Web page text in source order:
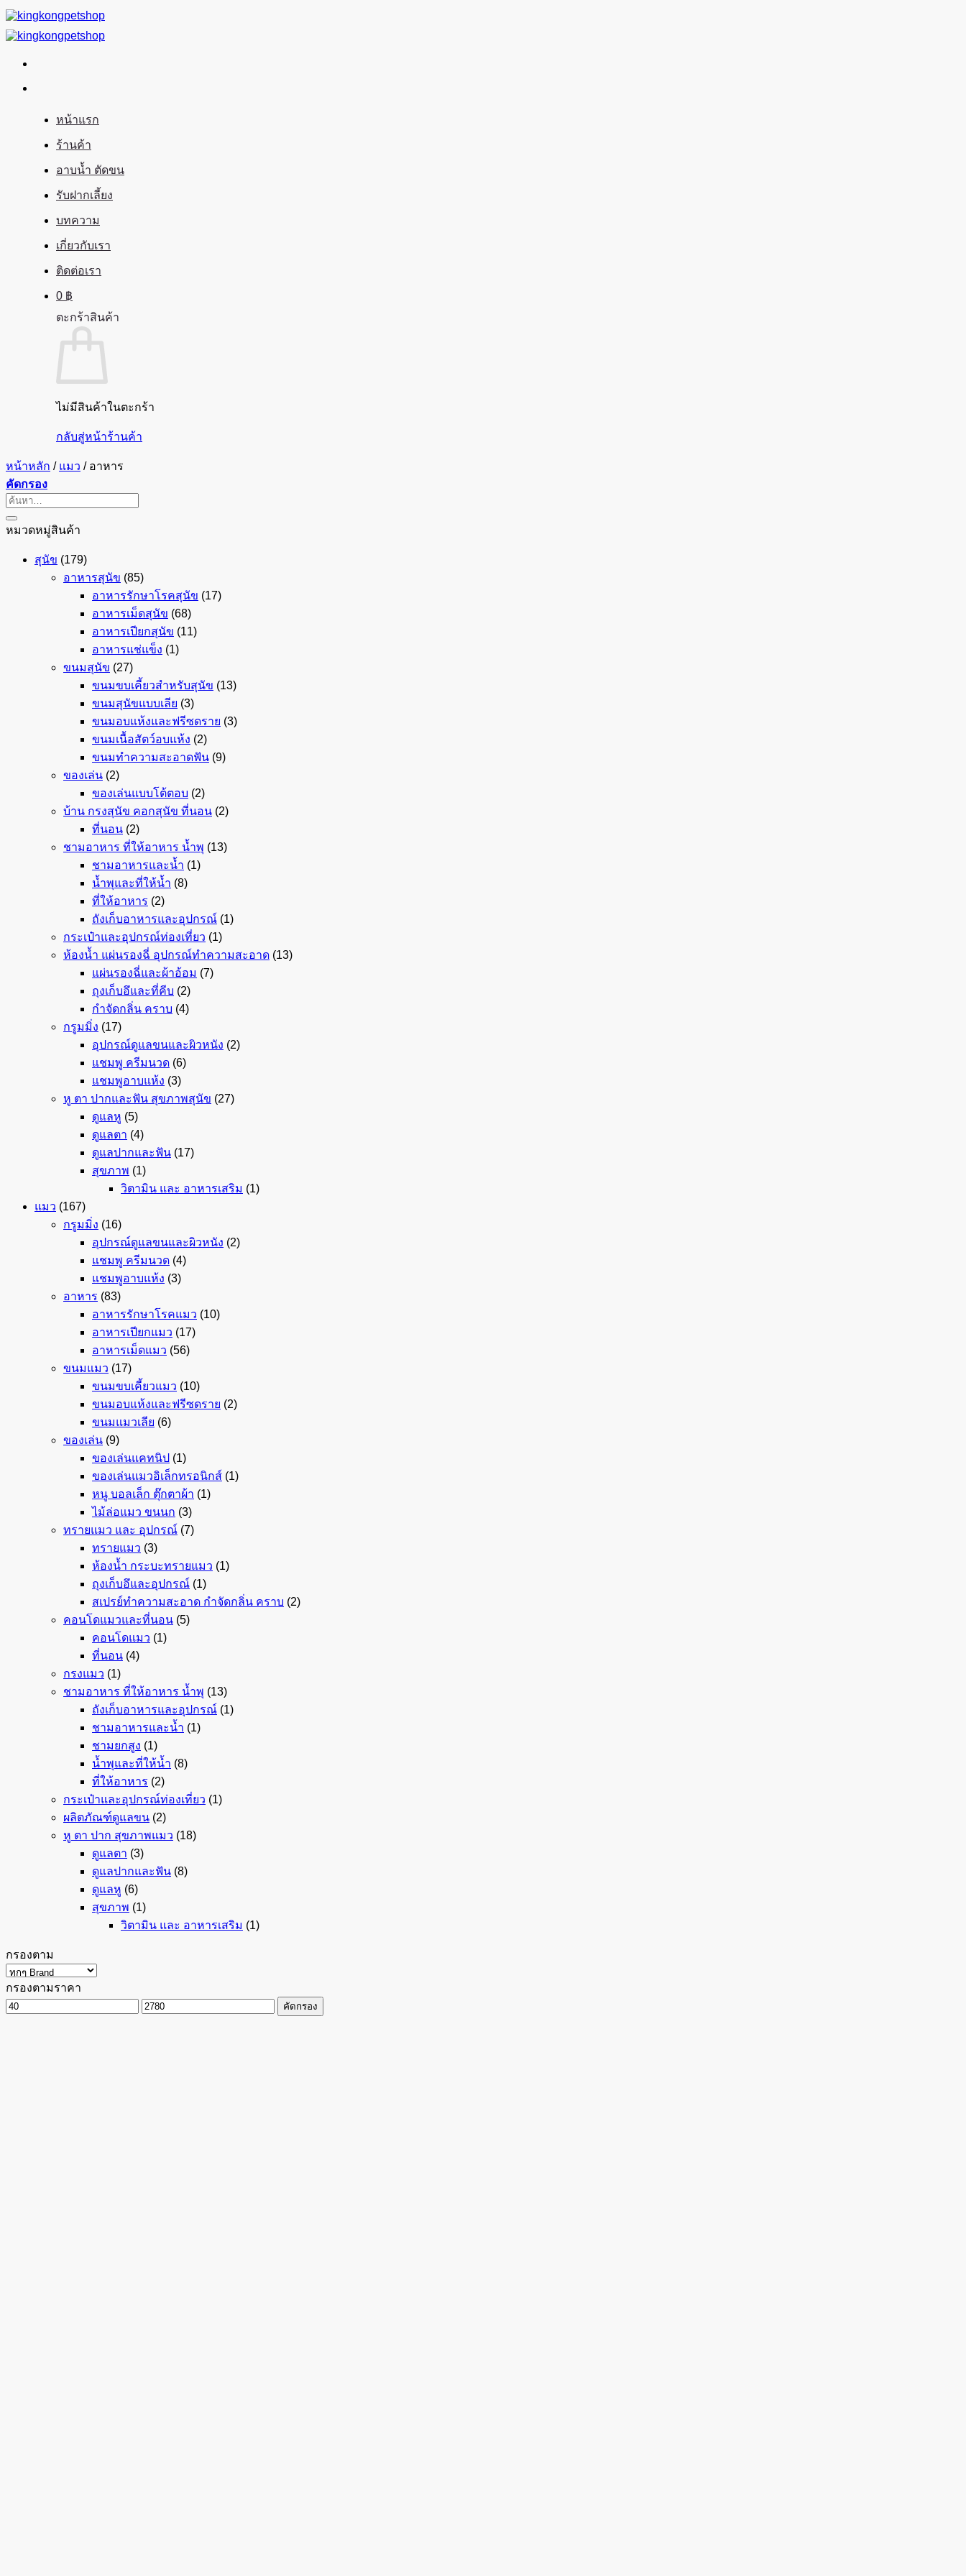
ข้าม
ไป
เนื้อหา
หน้าแรก
ร้านค้า
อาบน้ำ ตัดขน
รับฝากเลี้ยง
บทความ
เกี่ยวกับเรา
ติดต่อเรา
0 ฿
ตะกร้าสินค้า
ไม่มีสินค้าในตะกร้า
กลับสู่หน้าร้านค้า
หน้าหลัก / แมว /อาหาร
คัดกรอง
ค้นหา:
หมวดหมู่สินค้า
สุนัข (179)
อาหารสุนัข (85)
อาหารรักษาโรคสุนัข (17)
อาหารเม็ดสุนัข (68)
อาหารเปียกสุนัข (11)
อาหารแช่แข็ง (1)
ขนมสุนัข (27)
ขนมขบเคี้ยวสำหรับสุนัข (13)
ขนมสุนัขแบบเลีย (3)
ขนมอบแห้งและฟรีซดราย (3)
ขนมเนื้อสัตว์อบแห้ง (2)
ขนมทำความสะอาดฟัน (9)
ของเล่น (2)
ของเล่นแบบโต้ตอบ (2)
บ้าน กรงสุนัข คอกสุนัข ที่นอน (2)
ที่นอน (2)
ชามอาหาร ที่ให้อาหาร น้ำพุ (13)
ชามอาหารและน้ำ (1)
น้ำพุและที่ให้น้ำ (8)
ที่ให้อาหาร (2)
ถังเก็บอาหารและอุปกรณ์ (1)
กระเป๋าและอุปกรณ์ท่องเที่ยว (1)
ห้องน้ำ แผ่นรองฉี่ อุปกรณ์ทำความสะอาด (13)
แผ่นรองฉี่และผ้าอ้อม (7)
ถุงเก็บอึและที่คีบ (2)
กำจัดกลิ่น คราบ (4)
กรูมมิ่ง (17)
อุปกรณ์ดูแลขนและผิวหนัง (2)
แชมพู ครีมนวด (6)
แชมพูอาบแห้ง (3)
หู ตา ปากและฟัน สุขภาพสุนัข (27)
ดูแลหู (5)
ดูแลตา (4)
ดูแลปากและฟัน (17)
สุขภาพ (1)
วิตามิน และ อาหารเสริม (1)
แมว (167)
กรูมมิ่ง (16)
อุปกรณ์ดูแลขนและผิวหนัง (2)
แชมพู ครีมนวด (4)
แชมพูอาบแห้ง (3)
อาหาร (83)
อาหารรักษาโรคแมว (10)
อาหารเปียกแมว (17)
อาหารเม็ดแมว (56)
ขนมแมว (17)
ขนมขบเคี้ยวแมว (10)
ขนมอบแห้งและฟรีซดราย (2)
ขนมแมวเลีย (6)
ของเล่น (9)
ของเล่นแคทนิป (1)
ของเล่นแมวอิเล็กทรอนิกส์ (1)
หนู บอลเล็ก ตุ๊กตาผ้า (1)
ไม้ล่อแมว ขนนก (3)
ทรายแมว และ อุปกรณ์ (7)
ทรายแมว (3)
ห้องน้ำ กระบะทรายแมว (1)
ถุงเก็บอึและอุปกรณ์ (1)
สเปรย์ทำความสะอาด กำจัดกลิ่น คราบ (2)
คอนโดแมวและที่นอน (5)
คอนโดแมว (1)
ที่นอน (4)
กรงแมว (1)
ชามอาหาร ที่ให้อาหาร น้ำพุ (13)
ถังเก็บอาหารและอุปกรณ์ (1)
ชามอาหารและน้ำ (1)
ชามยกสูง (1)
น้ำพุและที่ให้น้ำ (8)
ที่ให้อาหาร (2)
กระเป๋าและอุปกรณ์ท่องเที่ยว (1)
ผลิตภัณฑ์ดูแลขน (2)
หู ตา ปาก สุขภาพแมว (18)
ดูแลตา (3)
ดูแลปากและฟัน (8)
ดูแลหู (6)
สุขภาพ (1)
วิตามิน และ อาหารเสริม (1)
กรองตาม
กรองตามราคา
ราคา
ราคา
คัดกรอง